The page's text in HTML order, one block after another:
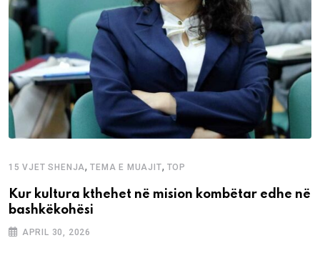
15 VJET SHENJA,TEMA E MUAJIT, TOP
Kur kultura kthehet në mision kombëtar edhe në
bashkëkohësi
APRIL 30, 2026